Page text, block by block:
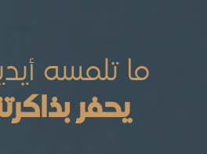
نوثق
نصله
ما تلمسه
يحفر
نعيد
نرويه